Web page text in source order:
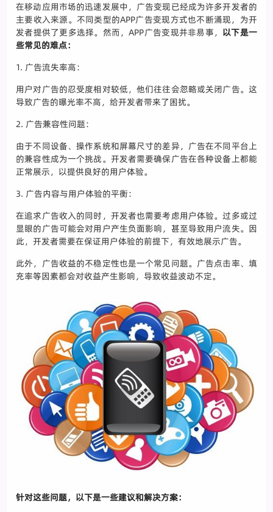
在移动应用市场的迅速发展中，广告变现已经成为许多开发者的
主要收入来源。不同类型的APP广告变现方式也不断涌现，为开
发者提供了更多选择。然而，APP广告变现并非易事， 以下是一
些常见的难点：
1. 广告流失率高：
用户对广告的忍受度相对较低，他们往往会忽略或关闭广告。这
导致广告的曝光率不高，给开发者带来了困扰。
2. 广告兼容性问题：
由于不同设备、操作系统和屏幕尺寸的差异，广告在不同平台上
的兼容性成为一个挑战。开发者需要确保广告在各种设备上都能
正常展示，以提供良好的用户体验。
3. 广告内容与用户体验的平衡：
在追求广告收入的同时，开发者也需要考虑用户体验。过多或过
显眼的广告可能会对用户产生负面影响，甚至导致用户流失。因
此，开发者需要在保证用户体验的前提下，有效地展示广告。
此外，广告收益的不稳定性也是一个常见问题。广告点击率、填
充率等因素都会对收益产生影响，导致收益波动不定。
针对这些问题，以下是一些建议和解决方案：